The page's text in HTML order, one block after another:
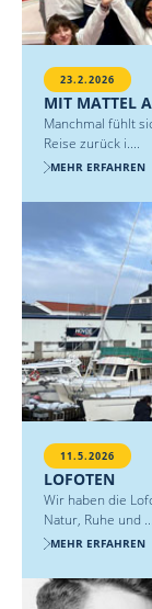
23.2.2026
MIT MATTEL
Manchmal fühlt
Reise zurück i....
MEHR ERFAHREN
11.5.2026
LOFOTEN
Wir haben die
Natur, Ruhe und
MEHR ERFAHREN